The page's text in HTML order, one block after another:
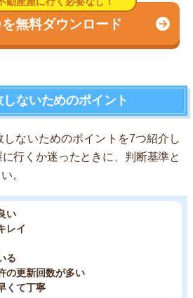
無料ダウンロード
ないためのポイント
ないためのポイントを7つ紹介し
行くか迷ったときに、判断基準と
。
い
レイ
る
の更新回数が多い
くて丁寧